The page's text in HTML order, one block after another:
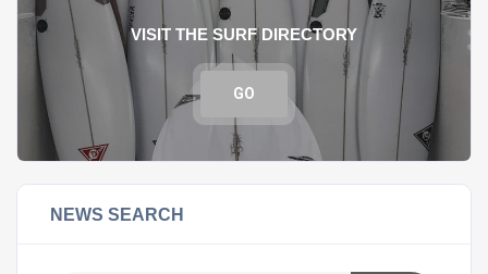
VISIT THE SURF DIRECTORY
GO
NEWS SEARCH